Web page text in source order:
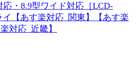
応・8.9型ワイド対応［LCD-
イ【あす楽対応_関東】【あす楽
対応_近畿】